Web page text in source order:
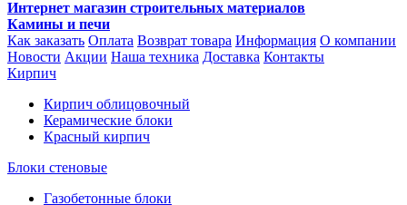
Интернет магазин строительных материалов
Камины и печи
Как заказать Оплата Возврат товара Информация О компании
Новости Акции Наша техника Доставка Контакты
Кирпич
Кирпич облицовочный
Керамические блоки
Красный кирпич
Блоки стеновые
Газобетонные блоки